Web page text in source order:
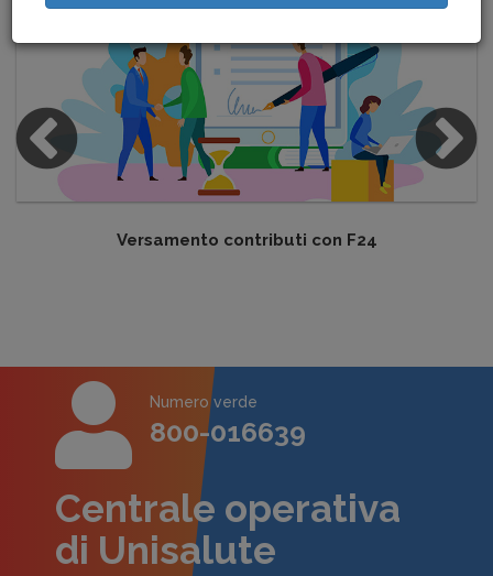
Versamento contributi con F24
Numero verde
800-016639
Centrale operativa
di Unisalute